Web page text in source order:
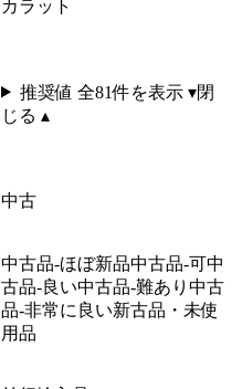
カラット
推奨値 全81件を表示 ▾閉
じる ▴
中古
中古品-ほぼ新品中古品-可中
古品-良い中古品-難あり 中古
品-非常に良い新古品・未使
用品